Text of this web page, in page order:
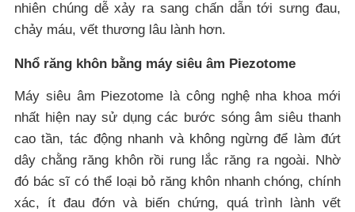
nhiên chúng dễ xảy ra sang chấn dẫn tới sưng đau,
chảy máu, vết thương lâu lành hơn.
Nhổ răng khôn bằng máy siêu âm Piezotome
Máy siêu âm Piezotome là công nghệ nha khoa mới
nhất hiện nay sử dụng các bước sóng âm siêu thanh
cao tần, tác động nhanh và không ngừng để làm đứt
dây chằng răng khôn rồi rung lắc răng ra ngoài. Nhờ
đó bác sĩ có thể loại bỏ răng khôn nhanh chóng, chính
xác, ít đau đớn và biến chứng, quá trình lành vết